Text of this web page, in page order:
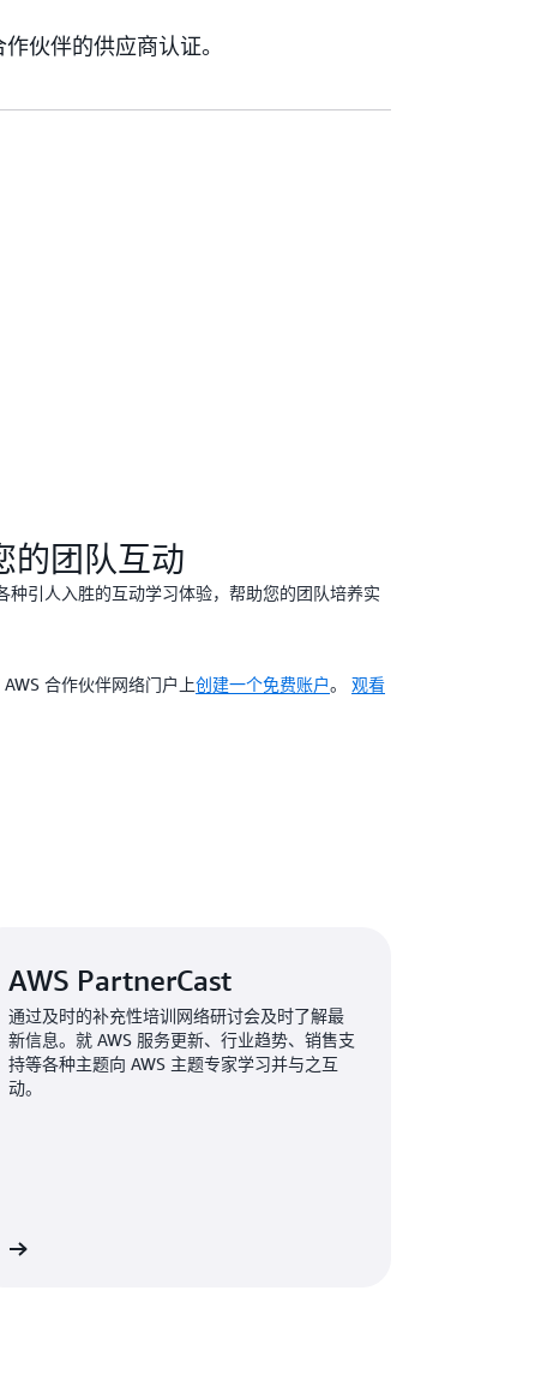
伙伴的供应商认证。
的团队互动
种引人入胜的互动学习体验，帮助您的团队培养实
合作伙伴网络门户上创建一个免费账户。 观看
AWS PartnerCast
通过及时的补充性培训网络研讨会及时了解最
新信息。就 AWS 服务更新、行业趋势、销售支
持等各种主题向 AWS 主题专家学习并与之互
动。